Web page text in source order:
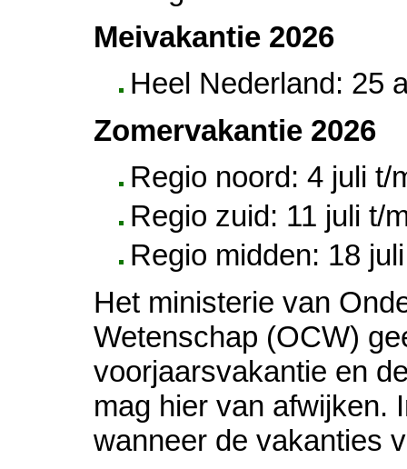
Meivakantie 2026
Heel Nederland: 25
Zomervakantie 2026
Regio noord: 4 juli t/
Regio zuid: 11 juli t/
Regio midden: 18
Het ministerie van
Wetenschap (OCW)
voorjaarsvakantie en
mag hier van afwijken.
wanneer de vakanties